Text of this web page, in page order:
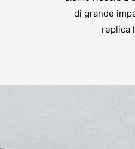
di grande
replica